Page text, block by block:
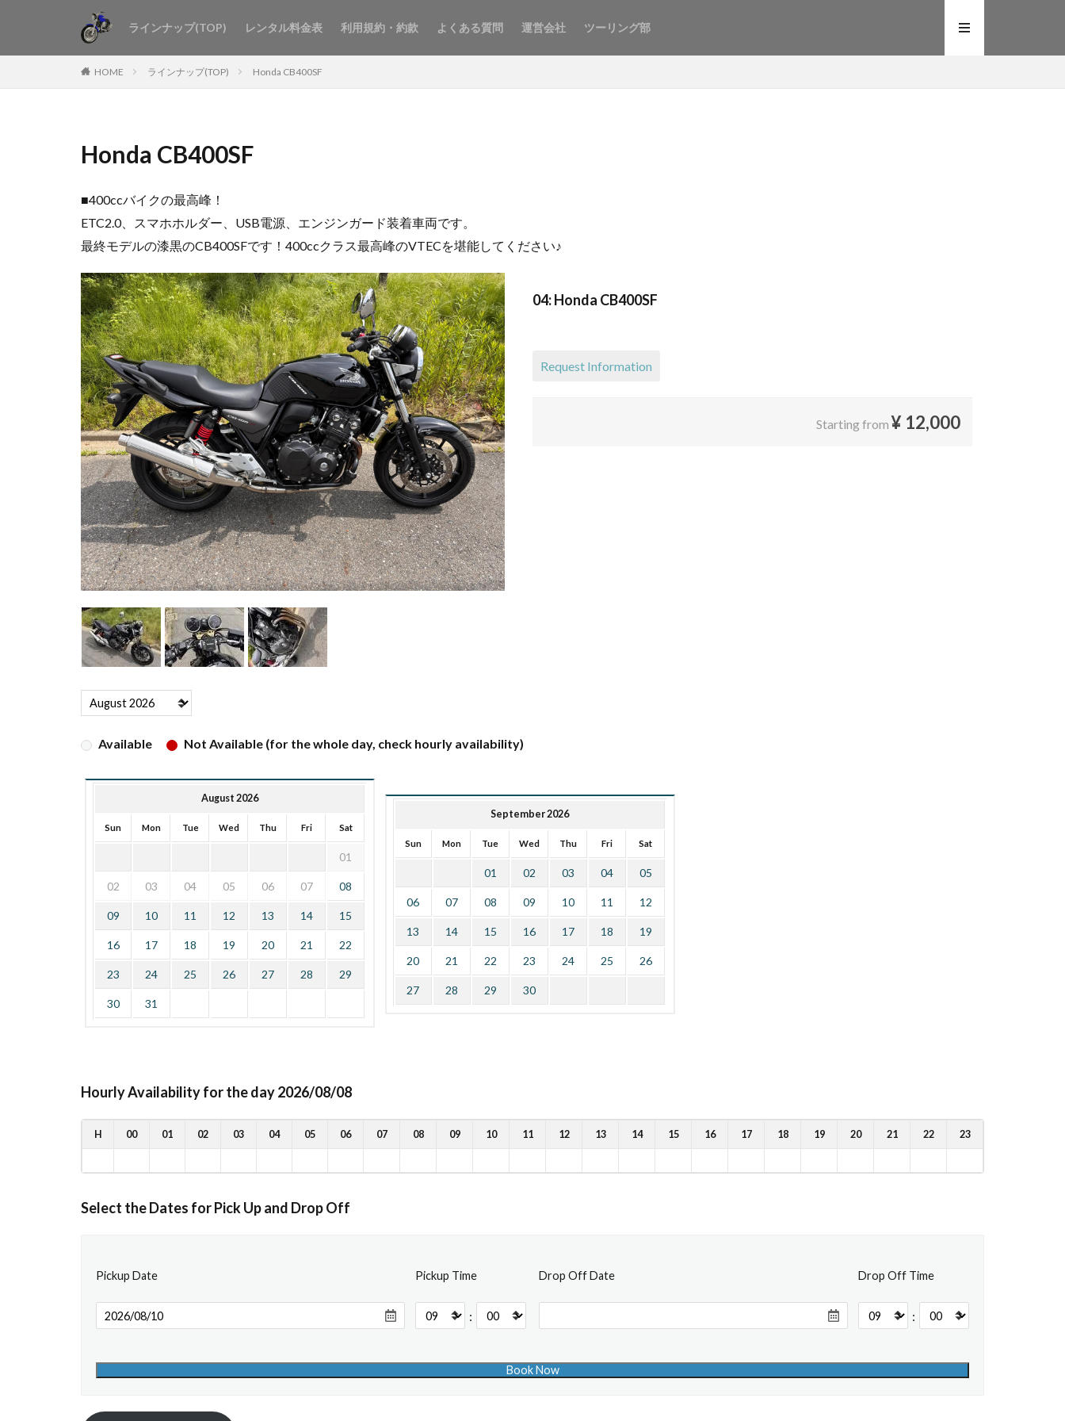
ラインナップ(TOP) レンタル料金表 利用規約・約款 よくある質問 運営会社 ツーリング部
HOME ラインナップ(TOP) Honda CB400SF
Honda CB400SF
■400ccバイクの最高峰！
ETC2.0、スマホホルダー、USB電源、エンジンガード装着車両です。
最終モデルの漆黒のCB400SFです！400ccクラス最高峰のVTECを堪能してください♪
04: Honda CB400SF
Request Information
Starting from ¥ 12,000
Available Not Available (for the whole day, check hourly availability)
August 2026
Sun Mon Tue Wed Thu Fri Sat
01
02 03 04 05 06 07 08
09 10 11 12 13 14 15
16 17 18 19 20 21 22
23 24 25 26 27 28 29
30 31
September 2026
Sun Mon Tue Wed Thu Fri Sat
01 02 03 04 05
06 07 08 09 10 11 12
13 14 15 16 17 18 19
20 21 22 23 24 25 26
27 28 29 30
Hourly Availability for the day 2026/08/08
H 00 01 02 03 04 05 06 07 08 09 10 11 12 13 14 15 16 17 18 19 20 21 22 23
Select the Dates for Pick Up and Drop Off
Pickup Date Pickup Time
:
Drop Off Date Drop Off Time
: